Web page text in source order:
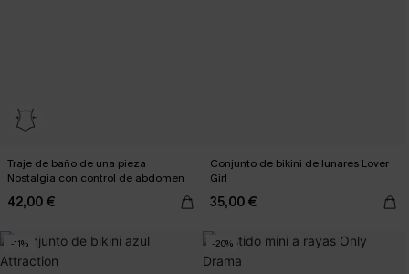
Traje de baño de una pieza
Nostalgia con control de abdomen
42,00 €
Conjunto de bikini de lunares Lover
Girl
35,00 €
-11% -20%